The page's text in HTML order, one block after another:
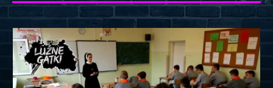
START
ARCHIWUM
KONTAKT